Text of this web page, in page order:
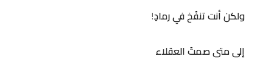
ولكن أنت تنفُخ في رمادِ!
إلى متى صمتُ العقلاء